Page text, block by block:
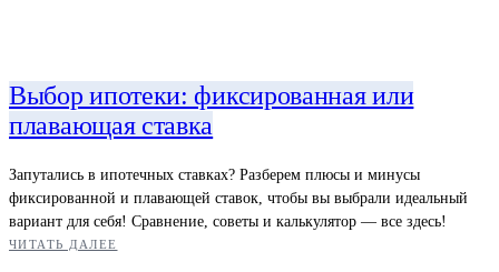
Выбор ипотеки: фиксированная или
плавающая ставка
Запутались в ипотечных ставках? Разберем плюсы и минусы
фиксированной и плавающей ставок, чтобы вы выбрали идеальный
вариант для себя! Сравнение, советы и калькулятор — все здесь!
ЧИТАТЬ ДАЛЕЕ